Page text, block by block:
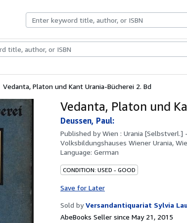
Rare BooksArt & Collectibles
Vedanta, Platon und Kant Urania-Bücherei 2. Bd
Vedanta, Platon und
Deussen, Paul:
Published byWien : Urania [Selbstverl.]
Volksbildungshauses Wiener Urania,
Language: German
CONDITION: USED - GOOD
Save for Later
Sold by Versandantiquariat Sylvia
AbeBooks Seller since May 21, 2015